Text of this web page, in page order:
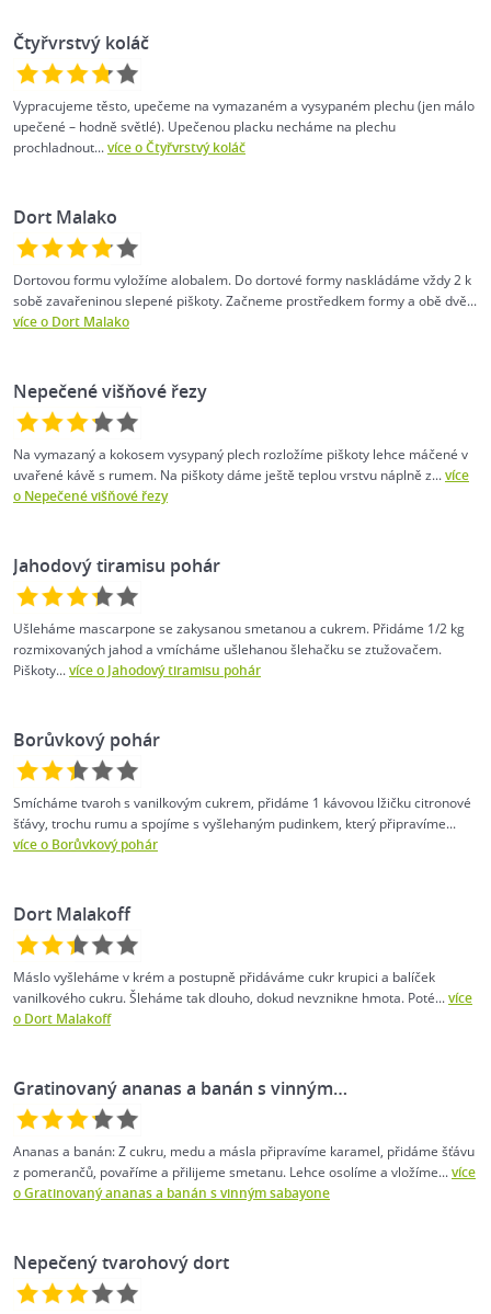
Čtyřvrstvý koláč
Vypracujeme těsto, upečeme na vymazaném a vysypaném plechu (jen málo
upečené – hodně světlé). Upečenou placku necháme na plechu
prochladnout...více o Čtyřvrstvý koláč
Dort Malako
Dortovou formu vyložíme alobalem. Do dortové formy naskládáme vždy 2 k
sobě zavařeninou slepené piškoty. Začneme prostředkem formy a obě dvě...
více o Dort Malako
Nepečené višňové řezy
Na vymazaný a kokosem vysypaný plech rozložíme piškoty lehce máčené v
uvařené kávě s rumem. Na piškoty dáme ještě teplou vrstvu náplně z...více
o Nepečené višňové řezy
Jahodový tiramisu pohár
Ušleháme mascarpone se zakysanou smetanou a cukrem. Přidáme 1/2 kg
rozmixovaných jahod a vmícháme ušlehanou šlehačku se ztužovačem.
Piškoty...více o Jahodový tiramisu pohár
Borůvkový pohár
Smícháme tvaroh s vanilkovým cukrem, přidáme 1 kávovou lžičku citronové
šťávy, trochu rumu a spojíme s vyšlehaným pudinkem, který připravíme...
více o Borůvkový pohár
Dort Malakoff
Máslo vyšleháme v krém a postupně přidáváme cukr krupici a balíček
vanilkového cukru. Šleháme tak dlouho, dokud nevznikne hmota. Poté...více
o Dort Malakoff
Gratinovaný ananas a banán s vinným…
Ananas a banán: Z cukru, medu a másla připravíme karamel, přidáme šťávu
z pomerančů, povaříme a přilijeme smetanu. Lehce osolíme a vložíme...více
o Gratinovaný ananas a banán s vinným sabayone
Nepečený tvarohový dort